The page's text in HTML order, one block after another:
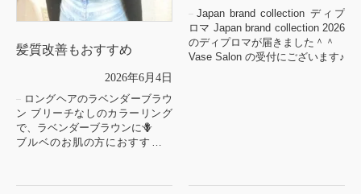
髪質改善もおすすめ
2026年6月4日
ロングヘアのラベンダーブラウ
ン ブリーチなしのカラーリング
で、ラベンダーブラウンに🪻
ブルベのお肌の方におすすめの
綺麗なストレートロングには髪
Japan brand collection ディプ
ロマ Japan brand collection 2026
のディプロマが届きました＾＾
Vase Salon の受付にございます♪